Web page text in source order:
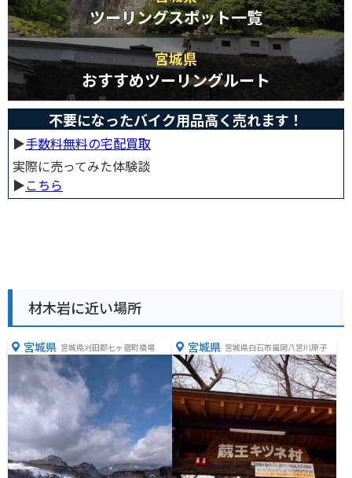
ツーリングスポット一覧
宮城県
おすすめツーリングルート
不要になったバイク用品高く売れます！
▶︎手数料無料の宅配買取
実際に売ってみた体験談
▶︎こちら
材木岩に近い場所
宮城県 宮城県刈田郡七ヶ宿町橋場 宮城県 宮城県白石市福岡八宮川原子